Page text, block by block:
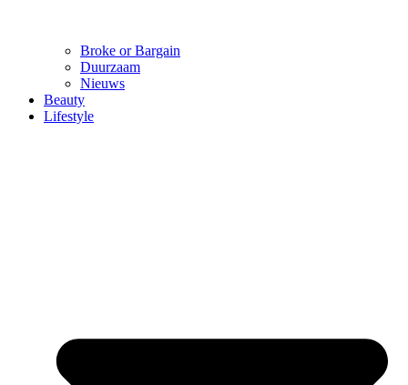
Broke or Bargain
Duurzaam
Nieuws
Beauty
Lifestyle